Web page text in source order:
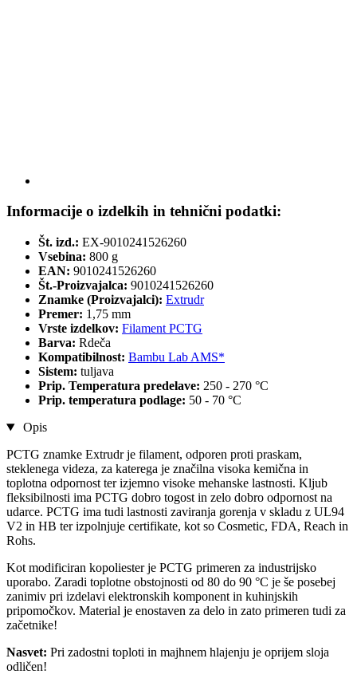
Informacije o izdelkih in tehnični podatki:
Št. izd.: EX-9010241526260
Vsebina: 800 g
EAN: 9010241526260
Št.-Proizvajalca: 9010241526260
Znamke (Proizvajalci): Extrudr
Premer: 1,75 mm
Vrste izdelkov: Filament PCTG
Barva: Rdeča
Kompatibilnost: Bambu Lab AMS*
Sistem: tuljava
Prip. Temperatura predelave: 250 - 270 °C
Prip. temperatura podlage: 50 - 70 °C
Opis
PCTG znamke Extrudr je filament, odporen proti praskam,
steklenega videza, za katerega je značilna visoka kemična in
toplotna odpornost ter izjemno visoke mehanske lastnosti. Kljub
fleksibilnosti ima PCTG dobro togost in zelo dobro odpornost na
udarce. PCTG ima tudi lastnosti zaviranja gorenja v skladu z UL94
V2 in HB ter izpolnjuje certifikate, kot so Cosmetic, FDA, Reach in
Rohs.
Kot modificiran kopoliester je PCTG primeren za industrijsko
uporabo. Zaradi toplotne obstojnosti od 80 do 90 °C je še posebej
zanimiv pri izdelavi elektronskih komponent in kuhinjskih
pripomočkov. Material je enostaven za delo in zato primeren tudi za
začetnike!
Nasvet: Pri zadostni toploti in majhnem hlajenju je oprijem sloja
odličen!